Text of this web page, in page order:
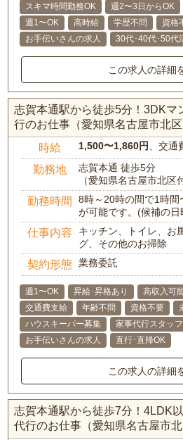
スキマ時間勤務OK 週2〜3日からOK
週1〜OK
高時給 学歴不問 資格
お手伝いさんの求人
30代･40代･50代
この求人の詳細
志賀本通駅から徒歩5分！3DKマ
行のお仕事（愛知県名古屋市北区
時給 1,500〜1,860円 、交
勤務地
志賀本通 徒歩5分
（愛知県名古屋市北区
勤務時間
8時～20時の間で1時間
が可能です。(候補の日
仕事内容
キッチン、トイレ、お
グ、その他のお掃除
契約形態 業務委託
週1〜OK 昇給･昇格あり 高収入可
交通費支給
年齢不問 資格不要
ハウスキーパー募集
家事代行スタッ
お手伝いさんの求人
直行･直帰OK
この求人の詳細
志賀本通駅から徒歩7分！4LDK
代行のお仕事（愛知県名古屋市北